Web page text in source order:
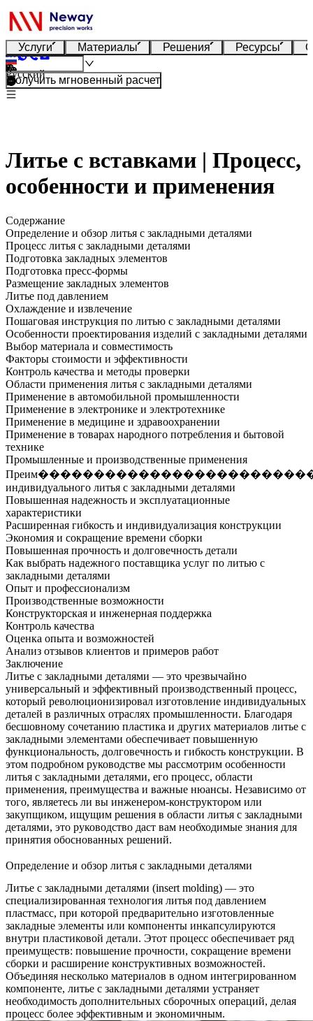
Услуги Материалы Решения Ресурсы
Русский
Получить мгновенный расчет
Литье с вставками | Процесс,
особенности и применения
Содержание
Определение и обзор литья с закладными деталями
Процесс литья с закладными деталями
Подготовка закладных элементов
Подготовка пресс-формы
Размещение закладных элементов
Литье под давлением
Охлаждение и извлечение
Пошаговая инструкция по литью с закладными деталями
Особенности проектирования изделий с закладными деталями
Выбор материала и совместимость
Факторы стоимости и эффективности
Контроль качества и методы проверки
Области применения литья с закладными деталями
Применение в автомобильной промышленности
Применение в электронике и электротехнике
Применение в медицине и здравоохранении
Применение в товарах народного потребления и бытовой
технике
Промышленные и производственные применения
индивидуального литья с закладными деталями
Повышенная надежность и эксплуатационные
характеристики
Расширенная гибкость и индивидуализация конструкции
Экономия и сокращение времени сборки
Повышенная прочность и долговечность детали
Как выбрать надежного поставщика услуг по литью с
закладными деталями
Опыт и профессионализм
Производственные возможности
Конструкторская и инженерная поддержка
Контроль качества
Оценка опыта и возможностей
Анализ отзывов клиентов и примеров работ
Заключение
Литье с закладными деталями — это чрезвычайно
универсальный и эффективный производственный процесс,
который революционизировал изготовление индивидуальных
деталей в различных отраслях промышленности. Благодаря
бесшовному сочетанию пластика и других материалов литье с
закладными элементами обеспечивает повышенную
функциональность, долговечность и гибкость конструкции. В
этом подробном руководстве мы рассмотрим особенности
литья с закладными деталями, его процесс, области
применения, преимущества и важные нюансы. Независимо от
того, являетесь ли вы инженером-конструктором или
закупщиком, ищущим решения в области литья с закладными
деталями, это руководство даст вам необходимые знания для
принятия обоснованных решений.
Определение и обзор литья с закладными деталями
Литье с закладными деталями (insert molding) — это
специализированная технология литья под давлением
пластмасс, при которой предварительно изготовленные
закладные элементы или компоненты инкапсулируются
внутри пластиковой детали. Этот процесс обеспечивает ряд
преимуществ: повышение прочности, сокращение времени
сборки и расширение конструктивных возможностей.
Объединяя несколько материалов в одном интегрированном
компоненте, литье с закладными деталями устраняет
необходимость дополнительных сборочных операций, делая
процесс более эффективным и экономичным.